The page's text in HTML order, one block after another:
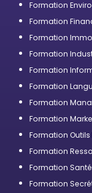
Formation
Formation
Formation
Formation
Formation
Formation
Formation
Formation
Formation
Formation
Formation
Formation